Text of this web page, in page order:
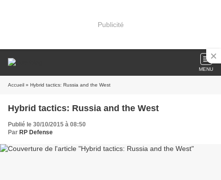
Publicité
MENU
Accueil » Hybrid tactics: Russia and the West
Hybrid tactics: Russia and the West
Publié le 30/10/2015 à 08:50
Par RP Defense